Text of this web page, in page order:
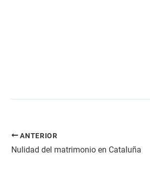
ANTERIOR
Nulidad del matrimonio en Cataluña